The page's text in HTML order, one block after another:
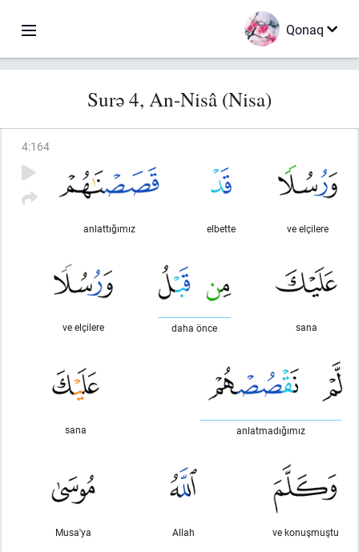
Qonaq
Surə 4, An-Nisâ (Nisa)
4:164
ve elçilere
elbette
anlattığımız
sana
daha önce
ve elçilere
anlatmadığımız
sana
ve konuşmuştu
Allah
Musa'ya